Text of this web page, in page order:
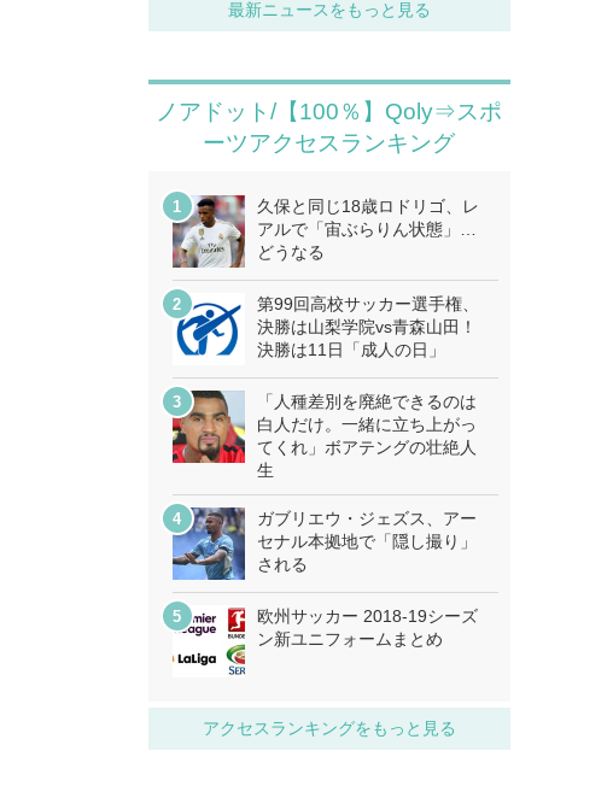
最新ニュースをもっと見る
ノアドット/【100％】Qoly⇒スポ
ーツアクセスランキング
久保と同じ18歳ロドリゴ、レ
アルで「宙ぶらりん状態」…
どうなる
第99回高校サッカー選手権、
決勝は山梨学院vs青森山田！
決勝は11日「成人の日」
「人種差別を廃絶できるのは
白人だけ。一緒に立ち上がっ
てくれ」ボアテングの壮絶人
生
ガブリエウ・ジェズス、アー
セナル本拠地で「隠し撮り」
される
欧州サッカー 2018-19シーズ
ン新ユニフォームまとめ
アクセスランキングをもっと見る